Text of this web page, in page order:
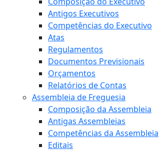
Antigos Executivos
Competências do Executivo
Atas
Regulamentos
Documentos Previsionais
Orçamentos
Relatórios de Contas
Assembleia de Freguesia
Composição da Assembleia
Antigas Assembleias
Competências da Assembleia
Editais